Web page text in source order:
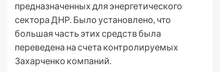
предназначенных для энергетического
сектора ДНР. Было установлено, что
большая часть этих средств была
переведена на счета контролируемых
Захарченко компаний.